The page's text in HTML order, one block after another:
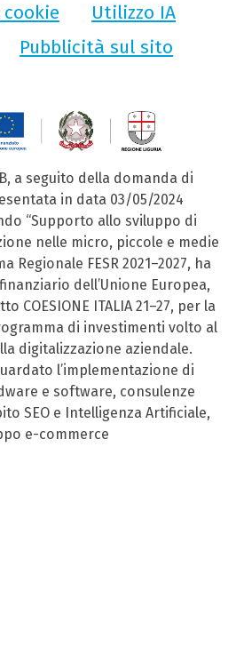
Utilizzo IA
Pubblicità sul sito
a seguito della domanda di
in data 03/05/2024
“Supporto allo sviluppo di
nelle micro, piccole e medie
Regionale FESR 2021–2027, ha
dell’Unione Europea,
COESIONE ITALIA 21–27, per la
di investimenti volto al
digitalizzazione aziendale.
l’implementazione di
e software, consulenze
SEO e Intelligenza Artificiale,
e-commerce